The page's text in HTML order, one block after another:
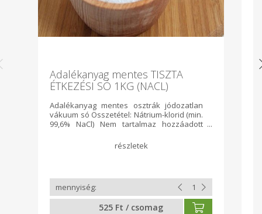
Adalékanyag mentes TISZTA
ÉTKEZÉSI SÓ 1KG (NACL)
Adalékanyag mentes osztrák jódozatlan
vákuum só Összetétel: Nátrium-klorid (min.
99,6% NaCl) Nem tartalmaz hozzáadott
előfordulhat. Ajánlott
felhasználás: étkezési célra, ételek
525 Ft / csomag